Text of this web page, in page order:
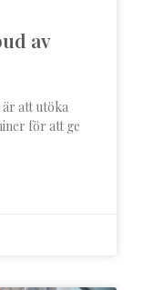
av
att utöka
för att ge